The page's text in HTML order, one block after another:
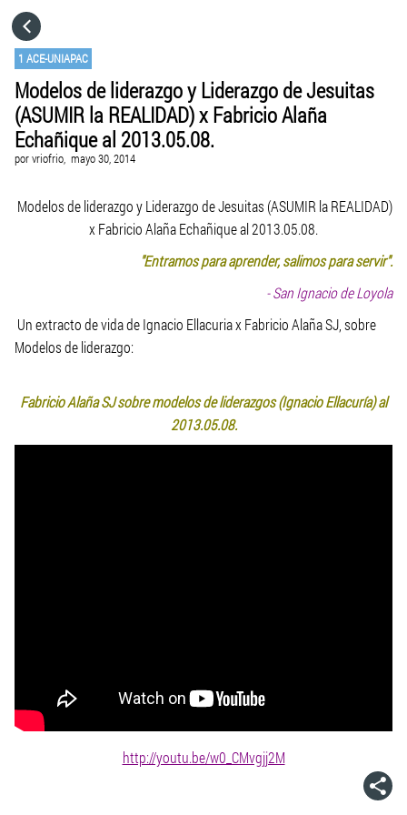
1 ACE-UNIAPAC
Modelos de liderazgo y Liderazgo de Jesuitas
(ASUMIR la REALIDAD) x Fabricio Alaña
Echañique al 2013.05.08.
porvriofrio, mayo 30, 2014
Modelos de liderazgo y Liderazgo de Jesuitas (ASUMIR la REALIDAD)
x Fabricio Alaña Echañique al 2013.05.08.
"Entramos para aprender, salimos para servir".
- San Ignacio de Loyola
Un extracto de vida de Ignacio Ellacuria x Fabricio Alaña SJ, sobre
Modelos de liderazgo:
Fabricio Alaña SJ sobre modelos de liderazgos (IgnacioEllacuría) al
2013.05.08.
http://youtu.be/w0_CMvgjj2M
CATEGORÍAS
IR A
VISITA EL SITIO WEB